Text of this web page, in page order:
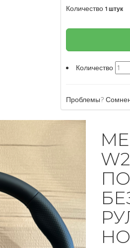
Количество 1 штук
Количество
Проблемы?